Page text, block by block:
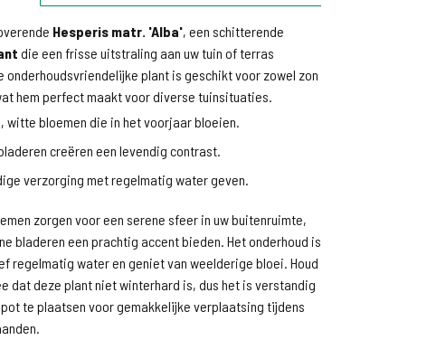
Hesperis matr. 'Alba', een schitterende
die een frisse uitstraling aan uw tuin of terras
onderhoudsvriendelijke plant is geschikt voor zowel zon
hem perfect maakt voor diverse tuinsituaties.
witte bloemen die in het voorjaar bloeien.
creëren een levendig contrast.
verzorging met regelmatig water geven.
zorgen voor een serene sfeer in uw buitenruimte,
bladeren een prachtig accent bieden. Het onderhoud is
regelmatig water en geniet van weelderige bloei. Houd
dat deze plant niet winterhard is, dus het is verstandig
pot te plaatsen voor gemakkelijke verplaatsing tijdens